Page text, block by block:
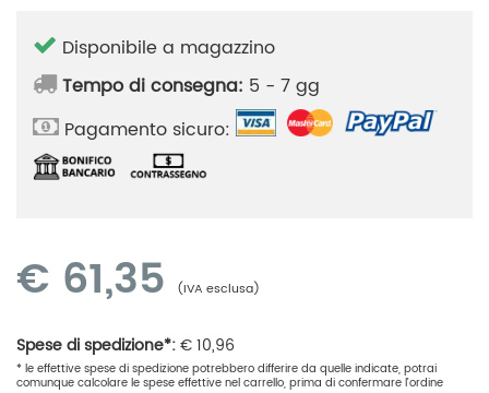
Disponibile a magazzino
Tempo di consegna: 5 - 7 gg
Pagamento sicuro:
€ 61,35 (IVA esclusa)
Spese di spedizione*:€10,96
* le effettive spese di spedizione potrebbero differire da quelle indicate, potrai
comunque calcolare le spese effettive nel carrello, prima di confermare l'ordine